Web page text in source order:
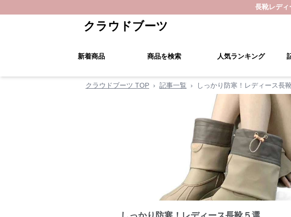
長靴レディ
クラウドブーツ
新着商品 商品を検索 人気ランキング
クラウドブーツ TOP › 記事一覧 › しっかり防寒！レディース長